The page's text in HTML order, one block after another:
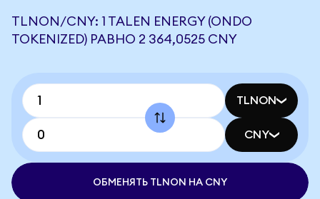
TLNON/CNY: 1 TALEN ENERGY (ONDO
TOKENIZED) РАВНО 2 364,0525 CNY
TLNON
CNY
ОБМЕНЯТЬ TLNON НА CNY